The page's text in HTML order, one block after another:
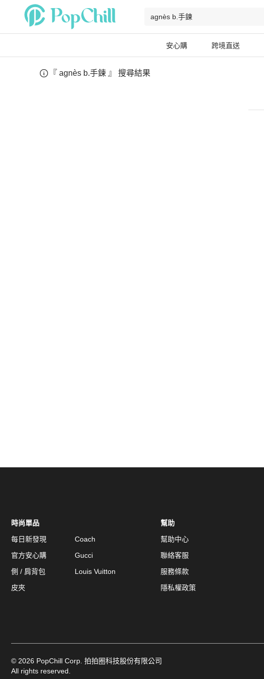
安心購 跨境直送
『 agnès b.手鍊 』 搜尋結果
時尚單品
每日新發現
官方安心購
側 / 肩背包
皮夾
Coach
Gucci
Louis Vuitton
幫助
幫助中心
聯絡客服
服務條款
隱私權政策
© 2026 PopChill Corp. 拍拍圈科技股份有限公司
All rights reserved.